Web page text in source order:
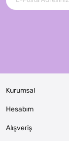
Kurumsal
Hesabım
Alışveriş